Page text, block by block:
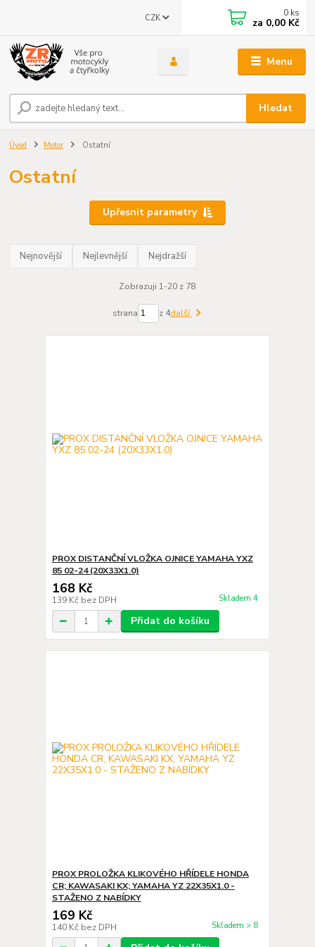
Menu
CZK
Hledat
0 ks
za 0,00 Kč
Úvod Motor Ostatní
Ostatní
Upřesnit parametry
Nejnovější Nejlevnější Nejdražší
Zobrazuji 1-20 z 78
strana z 4další
PROX DISTANČNÍ VLOŽKA OJNICE YAMAHA YXZ
85 02-24 (20X33X1.0)
168 Kč
139 Kč bez DPH Skladem 4
Přidat do košíku
PROX PROLOŽKA KLIKOVÉHO HŘÍDELE HONDA
CR; KAWASAKI KX; YAMAHA YZ 22X35X1.0 -
STAŽENO Z NABÍDKY
169 Kč
140 Kč bez DPH Skladem > 8